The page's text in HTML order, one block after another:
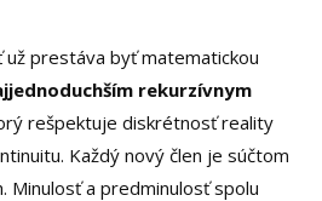
už prestáva byť matematickou
rekurzívnym
rešpektuje diskrétnosť reality
Každý nový člen je súčtom
Minulosť a predminulosť spolu